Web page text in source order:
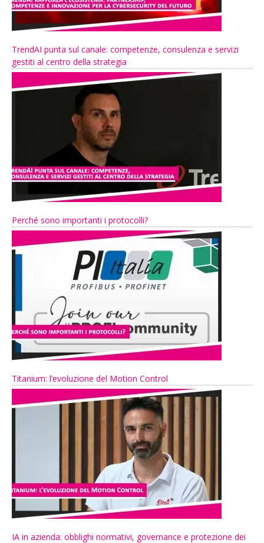
TrendAI punta sul canale: competenze, consulenza e servizi
gestiti al centro della strategia
Perché sono importanti i protocolli?
Titanium: l’evoluzione del Motion Control
IA in azienda: obblighi normativi, governance e protezione dei